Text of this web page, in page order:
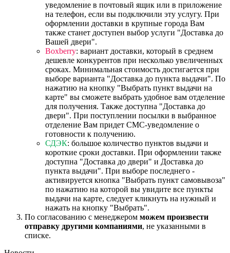
уведомление в почтовый ящик или в приложение
на телефон, если вы подключили эту услугу. При
оформлении доставки в крупные города Вам
также станет доступен выбор услуги "Доставка до
Вашей двери".
Boxberry: вариант доставки, который в среднем
дешевле конкурентов при несколько увеличенных
сроках. Минимальная стоимость достигается при
выборе варианта "Доставка до пункта выдачи". По
нажатию на кнопку "Выбрать пункт выдачи на
карте" вы сможете выбрать удобное вам отделение
для получения. Также доступна "Доставка до
двери". При поступлении посылки в выбранное
отделение Вам придет СМС-уведомление о
готовности к получению.
СДЭК: большое количество пунктов выдачи и
короткие сроки доставки. При оформлении также
доступна "Доставка до двери" и Доставка до
пункта выдачи". При выборе последнего -
активируется кнопка "Выбрать пункт самовывоза"
по нажатию на которой вы увидите все пункты
выдачи на карте, следует кликнуть на нужный и
нажать на кнопку "Выбрать".
По согласованию с менеджером можем произвести
отправку другими компаниями, не указанными в
списке.